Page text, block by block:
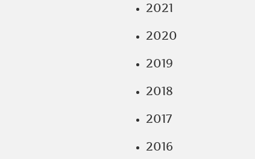
2021
2020
2019
2018
2017
2016